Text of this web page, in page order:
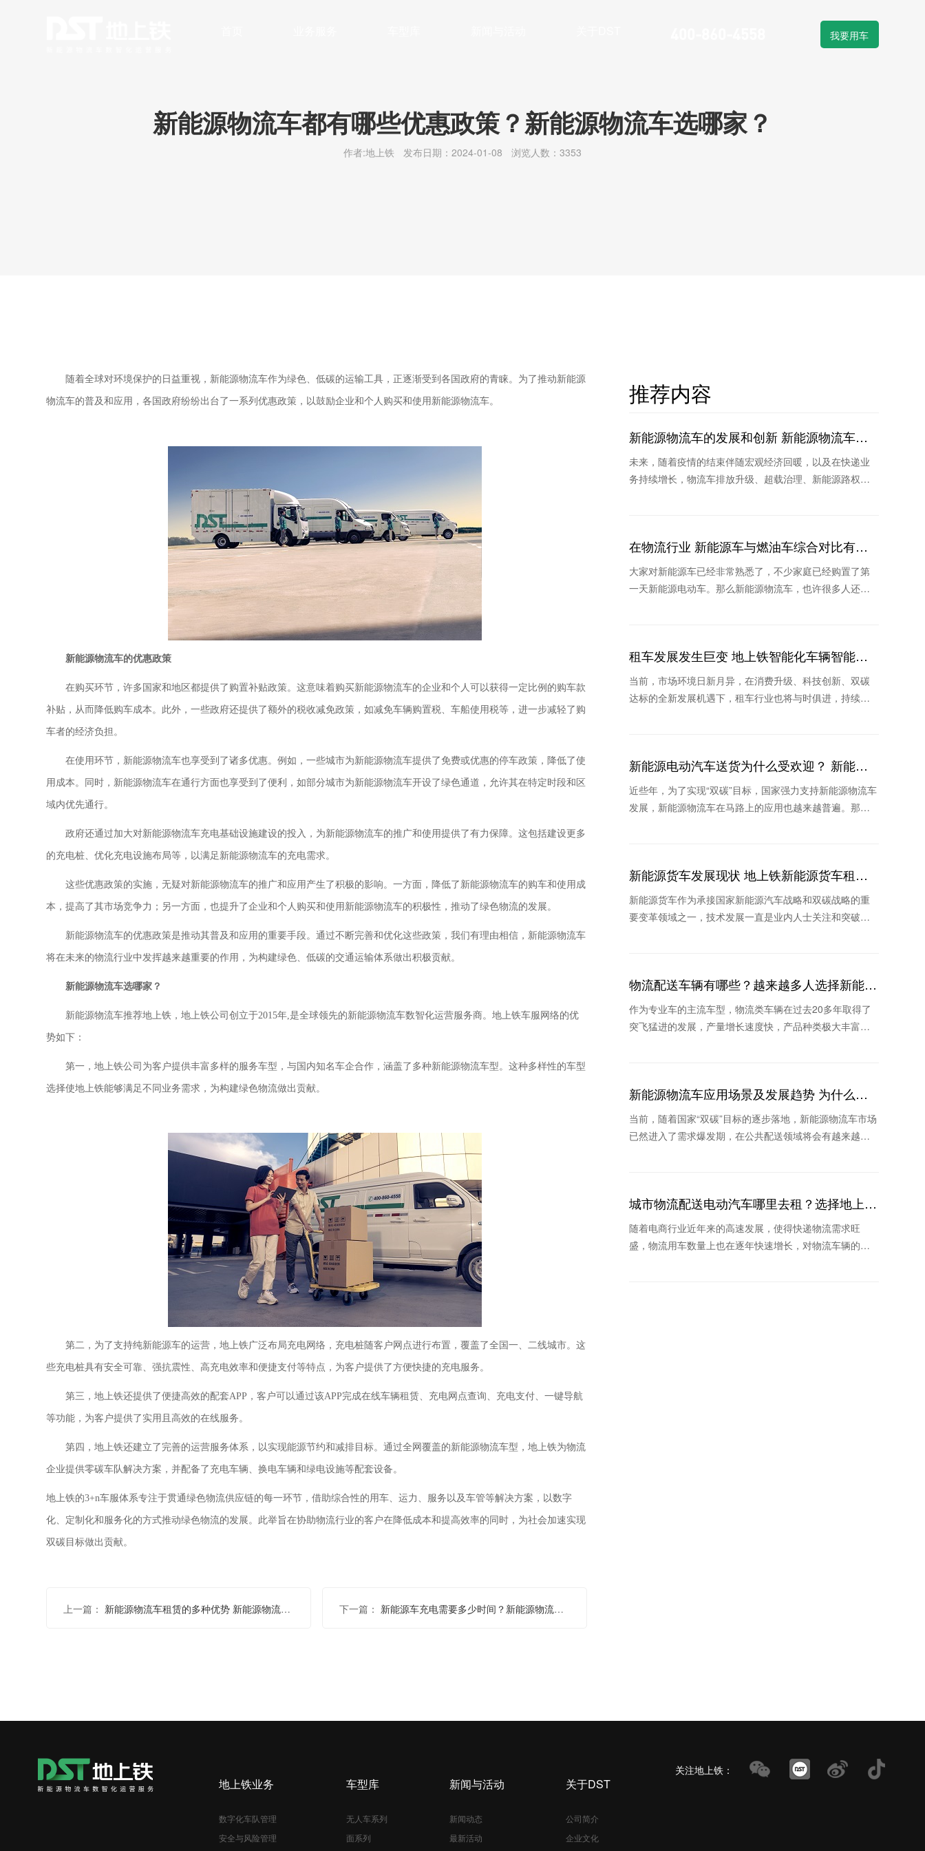
我要用车
新能源物流车都有哪些优惠政策？新能源物流车选哪家？
作者:地上铁 发布日期：2024-01-08 浏览人数：3353
随着全球对环境保护的日益重视，新能源物流车作为绿色、低碳的运输工具，正逐渐受到各国政府的青睐。为了推动新能源
物流车的普及和应用，各国政府纷纷出台了一系列优惠政策，以鼓励企业和个人购买和使用新能源物流车。
新能源物流车的优惠政策
在购买环节，许多国家和地区都提供了购置补贴政策。这意味着购买新能源物流车的企业和个人可以获得一定比例的购车款
补贴，从而降低购车成本。此外，一些政府还提供了额外的税收减免政策，如减免车辆购置税、车船使用税等，进一步减轻了购
车者的经济负担。
在使用环节，新能源物流车也享受到了诸多优惠。例如，一些城市为新能源物流车提供了免费或优惠的停车政策，降低了使
用成本。同时，新能源物流车在通行方面也享受到了便利，如部分城市为新能源物流车开设了绿色通道，允许其在特定时段和区
域内优先通行。
政府还通过加大对新能源物流车充电基础设施建设的投入，为新能源物流车的推广和使用提供了有力保障。这包括建设更多
的充电桩、优化充电设施布局等，以满足新能源物流车的充电需求。
这些优惠政策的实施，无疑对新能源物流车的推广和应用产生了积极的影响。一方面，降低了新能源物流车的购车和使用成
本，提高了其市场竞争力；另一方面，也提升了企业和个人购买和使用新能源物流车的积极性，推动了绿色物流的发展。
新能源物流车的优惠政策是推动其普及和应用的重要手段。通过不断完善和优化这些政策，我们有理由相信，新能源物流车
将在未来的物流行业中发挥越来越重要的作用，为构建绿色、低碳的交通运输体系做出积极贡献。
新能源物流车选哪家？
新能源物流车推荐地上铁，地上铁公司创立于2015年,是全球领先的新能源物流车数智化运营服务商。地上铁车服网络的优
势如下：
第一，地上铁公司 为客户提供丰富多样的服务车型，与国内知名车企合作，涵盖了多种新能源物流车型。这种多样性的车型
选择使地上铁能够满足不同业务需求，为构建绿色物流做出贡献。
第二， 为了支持纯新能源车的运营，地上铁广泛布局充电网络，充电桩随客户网点进行布置，覆盖了全国一、二线城市。这
些充电桩具有安全可靠、强抗震性、高充电效率和便捷支付等特点，为客户提供了方便快捷的充电服务。
第三，地上铁还提供了便捷高效的配套APP，客户可以通过该APP完成在线车辆租赁、充电网点查询、充电支付、一键导航
等功能，为客户提供了实用且高效的在线服务。
第四，地上铁还建立了完善的运营服务体系，以实现能源节约和减排目标。通过全网覆盖的新能源物流车型，地上铁为物流
企业提供零碳车队解决方案，并配备了充电车辆、换电车辆和绿电设施等配套设备。
地上铁的3+n车服体系专注于贯通绿色物流供应链的每一环节，借助综合性的用车、运力、服务以及车管等解决方案，以数字
化、定制化和服务化的方式推动绿色物流的发展。此举旨在协助物流行业的客户在降低成本和提高效率的同时，为社会加速实现
双碳目标做出贡献。
上一篇： 新能源物流车租赁的多种优势 新能源物流车租赁哪家好 下一篇： 新能源车充电需要多少时间？新能源物流车租赁哪家好
推荐内容
新能源物流车的发展和创新 新能源物流车哪
家耐用
未来，随着疫情的结束伴随宏观经济回暖，以及在快递业
务持续增长，物流车排放升级、超载治理、新能源路权和
在物流行业 新能源车与燃油车综合对比有哪
些优势？
大家对新能源车已经非常熟悉了，不少家庭已经购置了第
一天新能源电动车。那么新能源物流车，也许很多人还不
租车发展发生巨变 地上铁智能化车辆智能化
领跑行业
当前，市场环境日新月异，在消费升级、科技创新、双碳
达标的全新发展机遇下，租车行业也将与时俱进，持续保
新能源电动汽车送货为什么受欢迎？ 新能源
租车公司推荐哪个
近些年，为了实现“双碳”目标，国家强力支持新能源物流车
发展，新能源物流车在马路上的应用也越来越普遍。那
新能源货车发展现状 地上铁新能源货车租车
怎么样
新能源货车作为承接国家新能源汽车战略和双碳战略的重
要变革领域之一，技术发展一直是业内人士关注和突破的
物流配送车辆有哪些？越来越多人选择新能源
物流车
作为专业车的主流车型，物流类车辆在过去20多年取得了
突飞猛进的发展，产量增长速度快，产品种类极大丰富，
新能源物流车应用场景及发展趋势 为什么这
家公司被看好
当前，随着国家“双碳”目标的逐步落地，新能源物流车市场
已然进入了需求爆发期，在公共配送领域将会有越来越多
城市物流配送电动汽车哪里去租？选择地上铁
的理由
随着电商行业近年来的高速发展，使得快递物流需求旺
盛，物流用车数量上也在逐年快速增长，对物流车辆的性
地上铁业务
数字化车队管理
安全与风险管理
车型库
无人车系列
面系列
新闻与活动
新闻动态
最新活动
关于DST
公司简介
企业文化
关注地上铁：